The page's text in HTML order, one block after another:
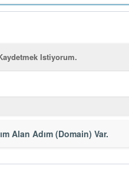
Istiyorum.
Alan Adım (Domain) Var.